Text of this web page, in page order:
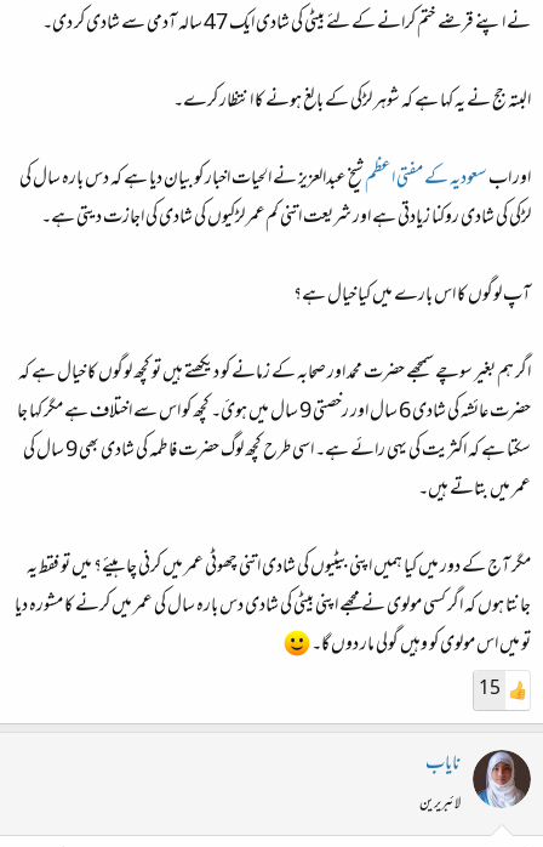
نے اپنے قرضے ختم کرانے کے لئے بیٹی کی شادی ایک 47 سالہ آدمی سے شادی کر دی۔
البتہ جج نے یہ کہا ہے کہ شوہر لڑکی کے بالغ ہونے کا انتظار کرے۔
اور ابسعودیہ کے مفتی اعظمشیخ عبدالعزیز نے الحیات اخبار کو بیان دیا ہے کہ دس بارہ سال کی
لڑکی کی شادی روکنا زیادتی ہے اور شریعت اتنی کم‌عمر لڑکیوں کی شادی کی اجازت دیتی ہے۔
آپ لوگوں کا اس بارے میں کیا خیال ہے؟
اگر ہم بغیر سوچے سمجھے حضرت محمد اور صحابہ کے زمانے کو دیکھتے ہیں تو کچھ لوگوں کا خیال ہے کہ
حضرت عائشہ کی شادی 6 سال اور رخصتی 9 سال میں ہوئ۔ کچھ کو اس سے اختلاف ہے مگر کہا جا
سکتا ہے کہ اکثریت کی یہی رائے ہے۔ اسی طرح کچھ لوگ حضرت فاطمہ کی شادی بھی 9 سال کی
عمر میں بتاتے ہیں۔
مگر آج کے دور میں کیا ہمیں اپنی بیٹیوں کی شادی اتنی چھوٹی عمر میں کرنی چاہیئے؟ میں تو فقط یہ
جانتا ہوں کہ اگر کسی مولوی نے مجھے اپنی بیٹی کی شادی دس بارہ سال کی عمر میں کرنے کا مشورہ دیا
تو میں اس مولوی کو وہیں گولی مار دوں گا۔
15
نایاب
لائبریرین